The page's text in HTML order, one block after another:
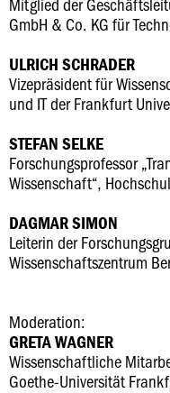
GmbH & Co. KG für
ULRICH SCHRADER
Vizepräsident für
und IT der Frankfurt
STEFAN SELKE
Forschungsprofessor
Wissenschaft“,
DAGMAR SIMON
Leiterin der
Wissenschaftszentrum
Moderation:
GRETA WAGNER
Wissenschaftliche
Goethe-Universität